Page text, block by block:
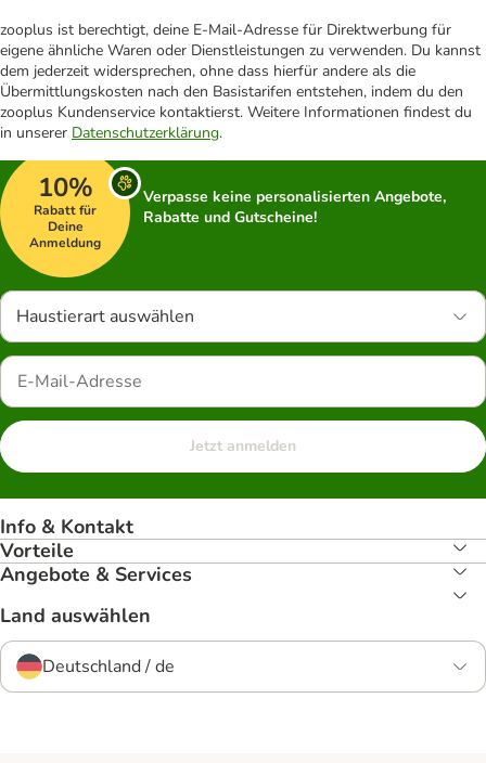
zooplus ist berechtigt, deine E-Mail-Adresse für Direktwerbung für
eigene ähnliche Waren oder Dienstleistungen zu verwenden. Du kannst
dem jederzeit widersprechen, ohne dass hierfür andere als die
Übermittlungskosten nach den Basistarifen entstehen, indem du den
zooplus Kundenservice kontaktierst. Weitere Informationen findest du
in unserer Datenschutzerklärung.
10%
Rabatt für
Deine
Anmeldung
Verpasse keine personalisierten Angebote,
Rabatte und Gutscheine!
Haustierart auswählen
Jetzt anmelden
Info & Kontakt
Vorteile
Angebote & Services
Land auswählen
Deutschland / de